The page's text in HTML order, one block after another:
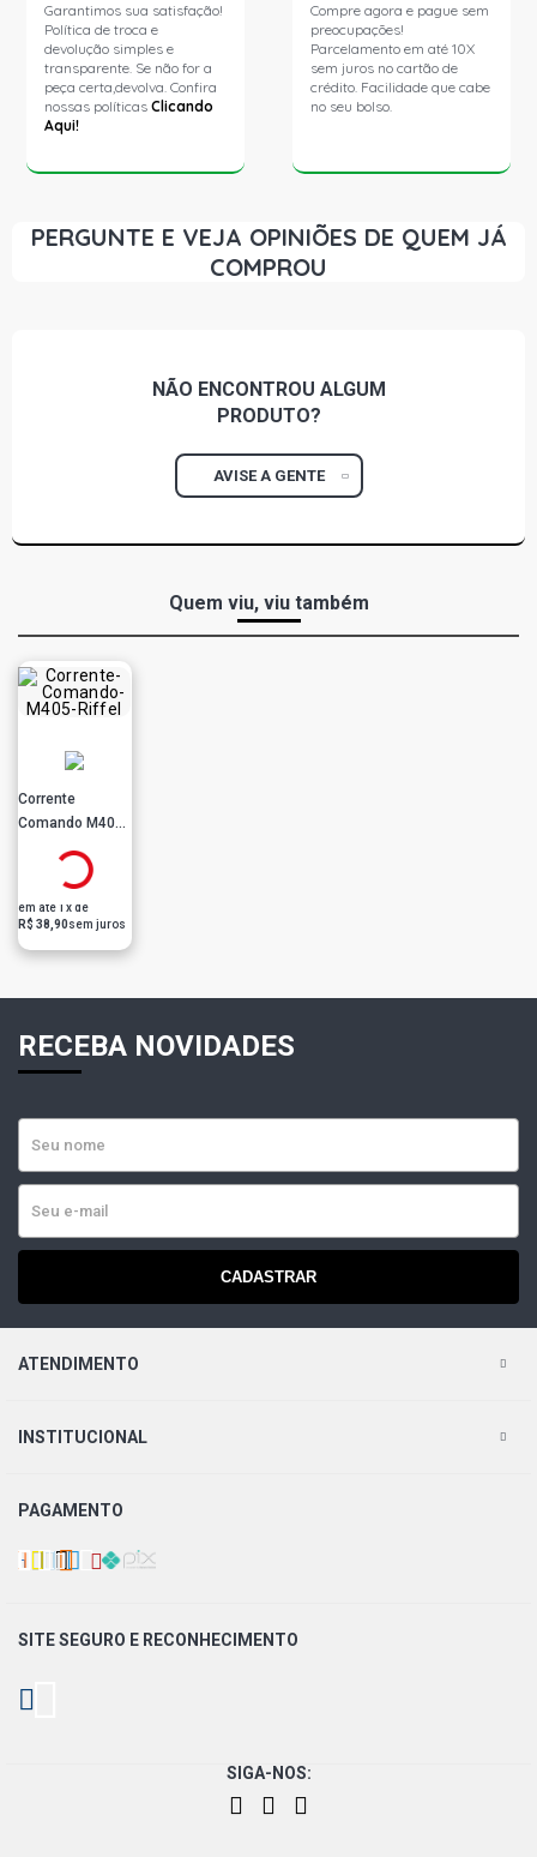
Garantimos sua satisfação!
Política de troca e
devolução simples e
transparente. Se não for a
peça certa,devolva. Confira
nossas políticasClicando
Aqui!
Compre agora e pague sem
preocupações!
Parcelamento em até 10X
sem juros no cartão de
crédito. Facilidade que cabe
no seu bolso.
PERGUNTE E VEJA OPINIÕES DE QUEM JÁ
COMPROU
NÃO ENCONTROU ALGUM
PRODUTO?
AVISE A GENTE
Quem viu, viu também
Corrente
Comando M405
38,90
R$ 38,90
em até 1x de
R$ 38,90sem juros
RECEBA NOVIDADES
CADASTRAR
ATENDIMENTO
INSTITUCIONAL
PAGAMENTO
SITE SEGURO E RECONHECIMENTO
SIGA-NOS: